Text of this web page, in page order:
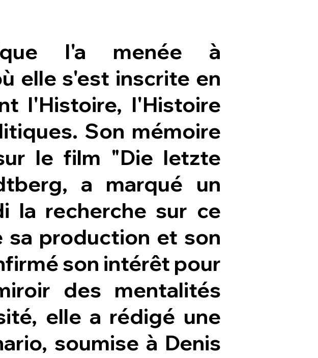
l'a menée à
elle s'est inscrite en
l'Histoire, l'Histoire
Son mémoire
le film "Die letzte
a marqué un
la recherche sur ce
production et son
son intérêt pour
des mentalités
elle a rédigé une
soumise à Denis